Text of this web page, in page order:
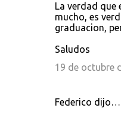
La verdad que
mucho, es
graduacion,
Saludos
19 de octubre
Federico dijo…